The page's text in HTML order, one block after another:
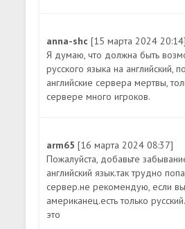
anna-shc[15 марта 2024 20:14]
Я думаю, что должна быть
русского языка на английский,
английские сервера мертвы,
сервере много игроков.
arm65[16 марта 2024 08:37]
Пожалуйста, добавьте
английский язык.так трудно
сервер.не рекомендую, если вы
американец.есть только
это